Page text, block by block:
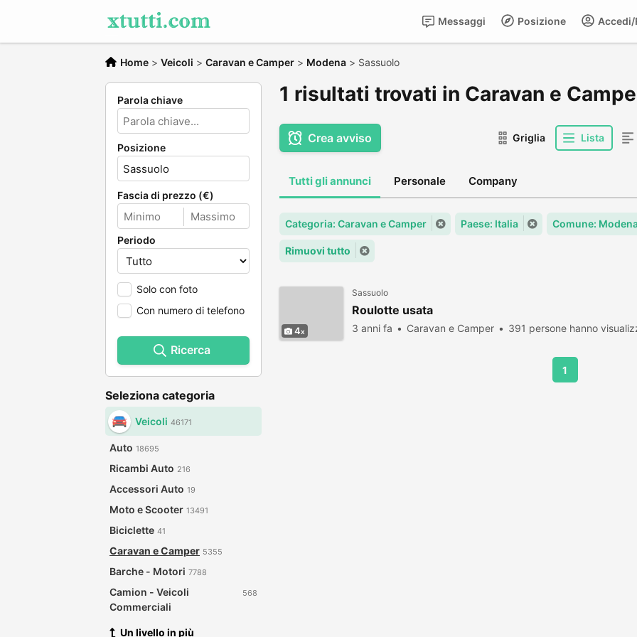
Posizione
Messaggi
Home > Veicoli > Caravan e Camper > Modena > Sassuolo
Parola chiave
Posizione
Fascia di prezzo (€)
Periodo
Solo con foto
Con numero di telefono
Ricerca
Seleziona categoria
Veicoli 46171
Auto 18695
Ricambi Auto 216
Accessori Auto 19
Moto e Scooter 13491
Biciclette 41
Caravan e Camper 5355
Barche - Motori 7788
Camion - Veicoli
Commerciali
568
Un livello in più
1 risultati trovati in Caravan e
Crea avviso Griglia Lista
Tutti gli annunci Personale Company
Categoria: Caravan e Camper Paese: Italia Comune:
Rimuovi tutto
4
Sassuolo
Roulotte usata
3 anni fa Caravan e Camper 391 persone hanno
1